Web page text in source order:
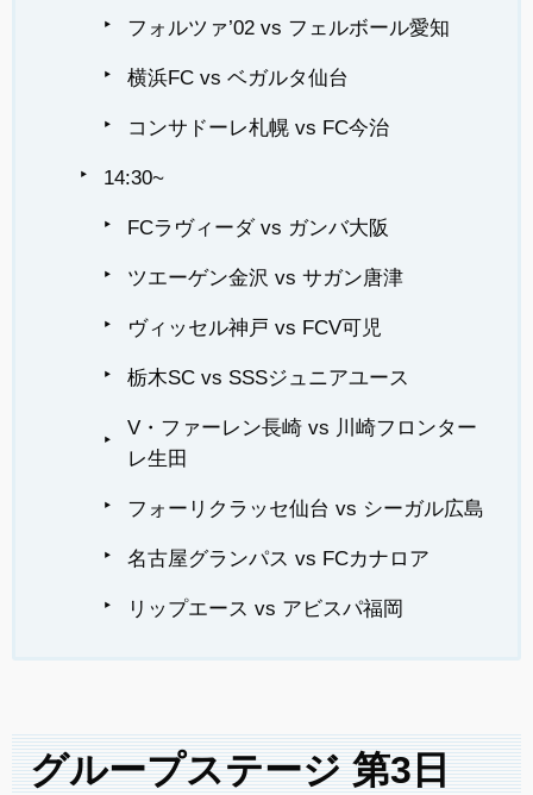
フォルツァ’02 vs フェルボール愛知
横浜FC vs ベガルタ仙台
コンサドーレ札幌 vs FC今治
14:30~
FCラヴィーダ vs ガンバ大阪
ツエーゲン金沢 vs サガン唐津
ヴィッセル神戸 vs FCV可児
栃木SC vs SSSジュニアユース
V・ファーレン長崎 vs 川崎フロンター
レ生田
フォーリクラッセ仙台 vs シーガル広島
名古屋グランパス vs FCカナロア
リップエース vs アビスパ福岡
グループステージ 第3日